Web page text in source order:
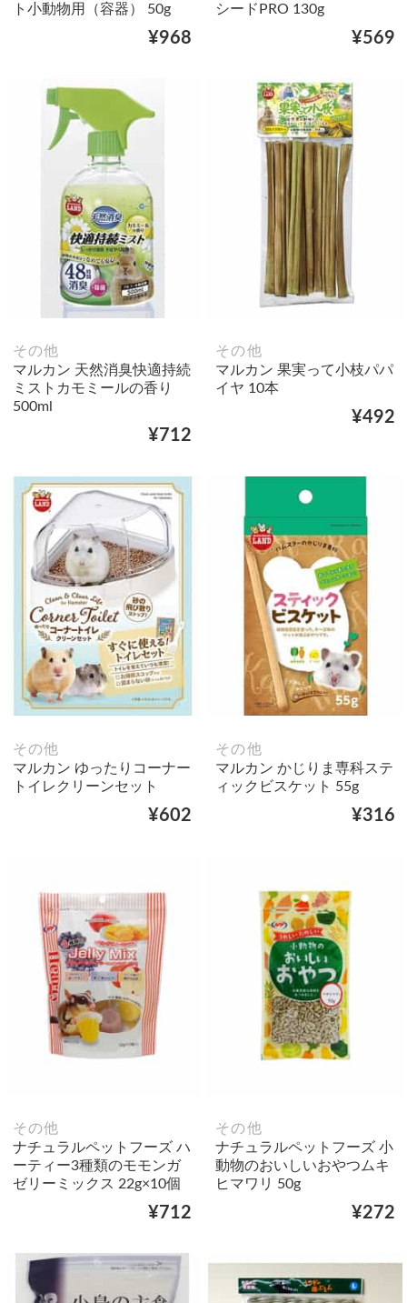
ト小動物用（容器） 50g
¥968
シードPRO 130g
¥569
その他
マルカン 天然消臭快適持続
ミストカモミールの香り
500ml
¥712
その他
マルカン 果実って小枝パパ
イヤ 10本
¥492
その他
マルカン ゆったりコーナー
トイレクリーンセット
¥602
その他
マルカン かじりま専科ステ
ィックビスケット 55g
¥316
その他
ナチュラルペットフーズ ハ
ーティー3種類のモモンガ
ゼリーミックス 22g×10個
¥712
その他
ナチュラルペットフーズ 小
動物のおいしいおやつムキ
ヒマワリ 50g
¥272